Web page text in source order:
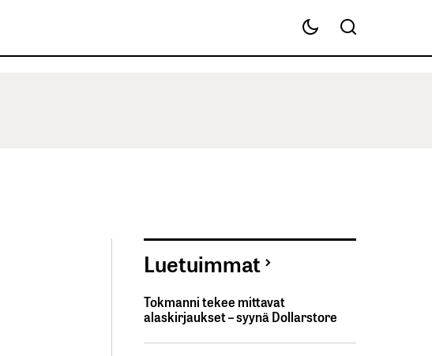
Luetuimmat
Tokmanni tekee mittavat
alaskirjaukset – syynä Dollarstore